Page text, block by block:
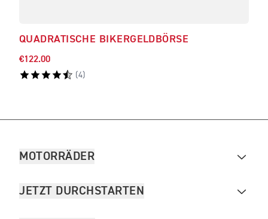
QUADRATISCHE BIKERGELDBÖRSE
€122.00
(4)
MOTORRÄDER
JETZT DURCHSTARTEN